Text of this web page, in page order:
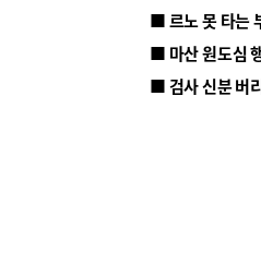
■ 르노 못 타는
■ 마산 원도심